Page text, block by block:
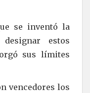
se inventó la
estos
sus límites
vencedores los